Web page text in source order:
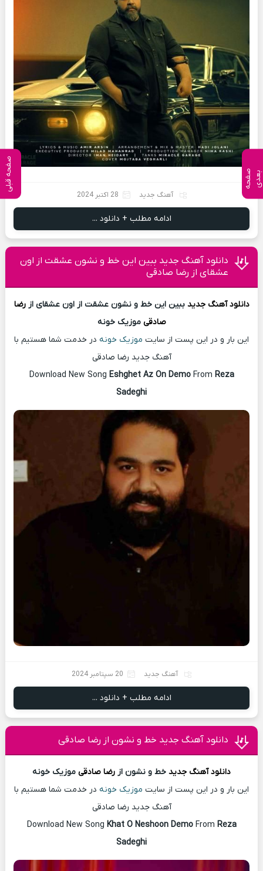
آهنگ جدید 28 اکتبر 2024
ادامه مطلب + دانلود ...
دانلود آهنگ جدید ببین این خط و نشون عشقت از اون
عشقای از رضا صادقی
دانلود آهنگ جدید ببین این خط و نشون عشقت از اون عشقای ازرضا
صادقی موزیک خونه
این بار و در این پست از سایت موزیک خونه در خدمت شما هستیم با
آهنگ جدید رضا صادقی
Download New Song Eshghet Az On DemoFrom Reza
Sadeghi
آهنگ جدید 20 سپتامبر 2024
ادامه مطلب + دانلود ...
دانلود آهنگ جدید خط و نشون از رضا صادقی
دانلود آهنگ جدید خط و نشون از رضا صادقی موزیک خونه
این بار و در این پست از سایت موزیک خونه در خدمت شما هستیم با
آهنگ جدید رضا صادقی
Download New Song Khat O Neshoon DemoFrom Reza
Sadeghi
ص
ف
ح
ه ب ع
د ی صفحه قبلی